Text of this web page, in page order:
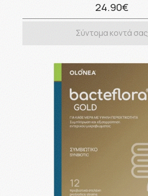
24.90€
Σύντομα κοντά σας